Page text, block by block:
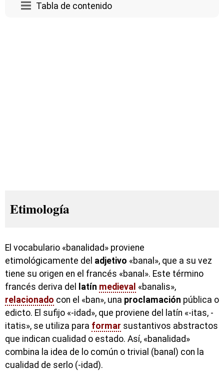
Tabla de contenido
Etimología
El vocabulario «banalidad» proviene
etimológicamente del adjetivo «banal», que a su vez
tiene su origen en el francés «banal». Este término
francés deriva del
latín medieval «banalis»,
relacionado con el «ban», una proclamación pública o
edicto. El sufijo «-idad», que proviene del latín «-itas, -
itatis», se utiliza para formar sustantivos abstractos
que indican cualidad o estado. Así, «banalidad»
combina la idea de lo común o trivial (banal) con la
cualidad de serlo (-idad).